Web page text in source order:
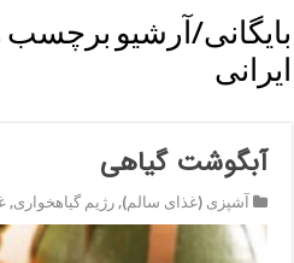
بایگانی/آرشیو برچسب
ایرانی
آبگوشت گیاهی
آشپزی (غذای سالم),رژیم گیاهخواری,